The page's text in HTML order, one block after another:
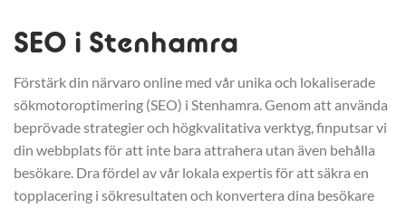
SEO i Stenhamra
Förstärk din närvaro online med vår unika och lokaliserade
sökmotoroptimering (SEO) i Stenhamra. Genom att använda
beprövade strategier och högkvalitativa verktyg, finputsar vi
din webbplats för att inte bara attrahera utan även behålla
besökare. Dra fördel av vår lokala expertis för att säkra en
topplacering i sökresultaten och konvertera dina besökare